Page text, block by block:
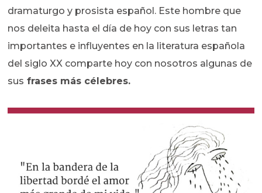
dramaturgo y prosista español. Este hombre que
nos deleita hasta el día de hoy con sus letras tan
importantes e influyentes en la literatura española
del siglo XX comparte hoy con nosotros algunas de
sus frases más célebres.